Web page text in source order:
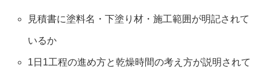
見積書に塗料名・下塗り材・施工範囲が明記されて
いるか
1日1工程の進め方と乾燥時間の考え方が説明されて